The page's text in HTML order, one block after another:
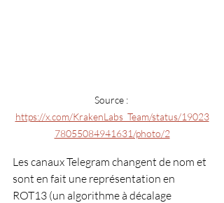
Source :
https://x.com/KrakenLabs_Team/status/19023
78055084941631/photo/2
Les canaux Telegram changent de nom et
sont en fait une représentation en
ROT13 (un algorithme à décalage